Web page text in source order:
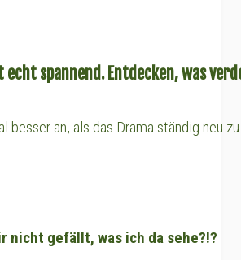
echt spannend. Entdecken, was
besser an, als das Drama ständig neu
nicht gefällt, was ich da sehe?!?